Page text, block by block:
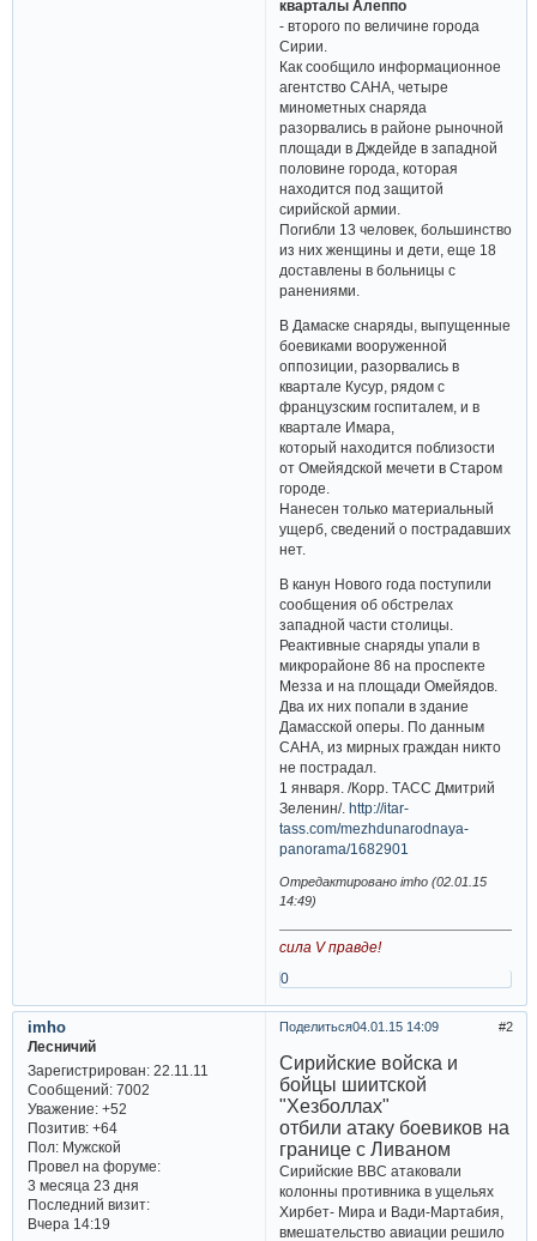
кварталы Алеппо
- второго по величине города
Сирии.
Как сообщило информационное
агентство САНА, четыре
минометных снаряда
разорвались в районе рыночной
площади в Дждейде в западной
половине города, которая
находится под защитой
сирийской армии.
Погибли 13 человек, большинство
из них женщины и дети, еще 18
доставлены в больницы с
ранениями.
В Дамаске снаряды, выпущенные
боевиками вооруженной
оппозиции, разорвались в
квартале Кусур, рядом с
французским госпиталем, и в
квартале Имара,
который находится поблизости
от Омейядской мечети в Старом
городе.
Нанесен только материальный
ущерб, сведений о пострадавших
нет.
В канун Нового года поступили
сообщения об обстрелах
западной части столицы.
Реактивные снаряды упали в
микрорайоне 86 на проспекте
Мезза и на площади Омейядов.
Два их них попали в здание
Дамасской оперы. По данным
САНА, из мирных граждан никто
не пострадал.
1 января. /Корр. ТАСС Дмитрий
Зеленин/.http://itar-
tass.com/mezhdunarodnaya-
panorama/1682901
Отредактировано imho (02.01.15
14:49)
сила V правде!
0
Поделиться 2
04.01.15 14:09
imho
Лесничий
Зарегистрирован: 22.11.11
Сообщений:7002
Уважение: +52
Позитив: +64
Пол:Мужской
Провел на форуме:
3 месяца 23 дня
Последний визит:
Вчера 14:19
Сирийские войска и
бойцы шиитской
"Хезболлах"
отбили атаку боевиков на
границе с Ливаном
Сирийские ВВС атаковали
колонны противника в ущельях
Хирбет- Мира и Вади-Мартабия,
вмешательство авиации решило